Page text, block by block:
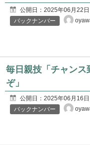
公開日： 2025年06月22日
バックナンバー
毎日親技「チャン
ぞ」
公開日： 2025年06月16日
バックナンバー